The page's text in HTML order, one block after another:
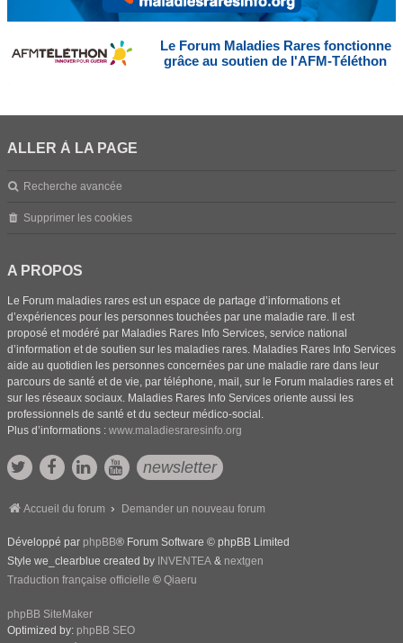
Le Forum Maladies Rares fonctionne
grâce au soutien de l'AFM-Téléthon
ALLER À LA PAGE
Recherche avancée
Supprimer les cookies
A PROPOS
Le Forum maladies rares est un espace de partage d’informations et
d’expériences pour les personnes touchées par une maladie rare. Il est
proposé et modéré par Maladies Rares Info Services, service national
d’information et de soutien sur les maladies rares. Maladies Rares Info Services
aide au quotidien les personnes concernées par une maladie rare dans leur
parcours de santé et de vie, par téléphone, mail, sur le Forum maladies rares et
sur les réseaux sociaux. Maladies Rares Info Services oriente aussi les
professionnels de santé et du secteur médico-social.
Plus d’informations : www.maladiesraresinfo.org
newsletter
Accueil du forum Demander un nouveau forum
Développé par phpBB® Forum Software © phpBB Limited
Style we_clearblue created by INVENTEA & nextgen
Traduction française officielle © Qiaeru
phpBB SiteMaker
Optimized by: phpBB SEO